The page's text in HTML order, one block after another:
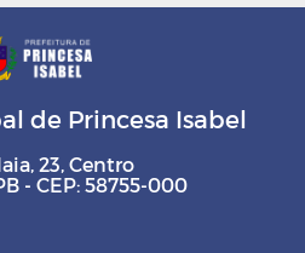
de Princesa Isabel
23, Centro
- CEP: 58755-000